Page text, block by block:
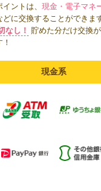
イントは、現金・電子マネ
どに交換することができま
なし！
貯めた分だけ交換
現金系